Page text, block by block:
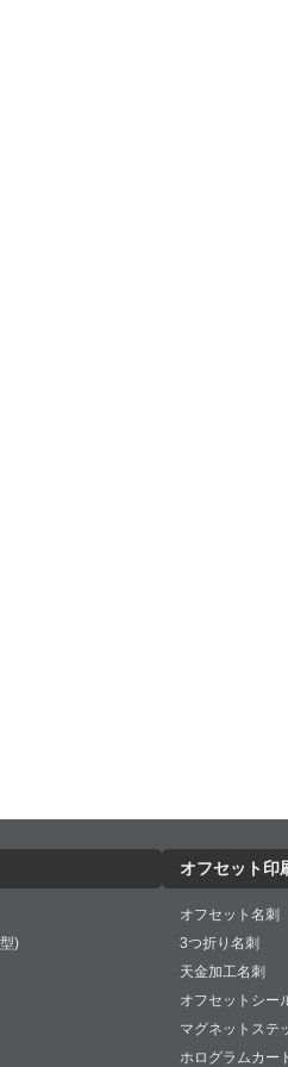
)
オフセット印
オフセット名刺
3つ折り名刺
天金加工名刺
オフセットシー
マグネットステ
ホログラムカー